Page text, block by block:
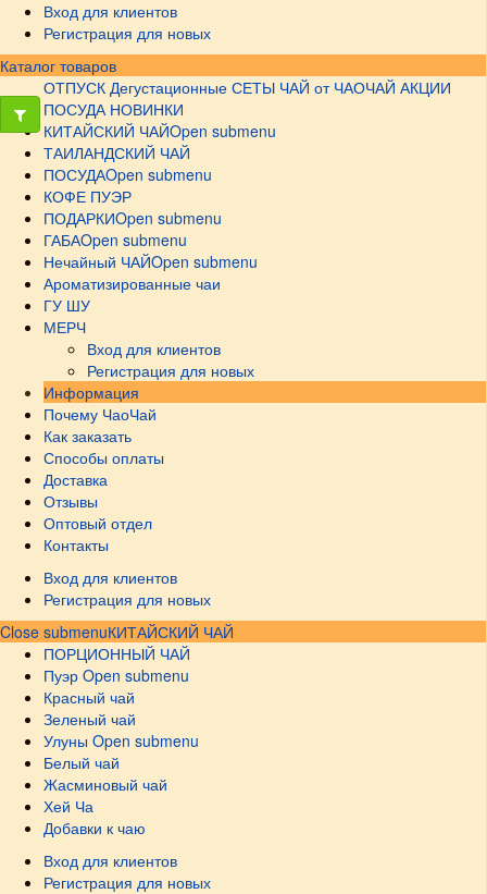
Вход для клиентов
Регистрация для новых
Каталог товаров
ОТПУСК Дегустационные СЕТЫ ЧАЙ от ЧАОЧАЙ АКЦИИ
ПОСУДА НОВИНКИ
КИТАЙСКИЙ ЧАЙOpen submenu
ТАИЛАНДСКИЙ ЧАЙ
ПОСУДАOpen submenu
КОФЕ ПУЭР
ПОДАРКИOpen submenu
ГАБАOpen submenu
Нечайный ЧАЙOpen submenu
Ароматизированные чаи
ГУ ШУ
МЕРЧ
Вход для клиентов
Регистрация для новых
Информация
Почему ЧаоЧай
Как заказать
Способы оплаты
Доставка
Отзывы
Оптовый отдел
Контакты
Вход для клиентов
Регистрация для новых
Close submenuКИТАЙСКИЙ ЧАЙ
ПОРЦИОННЫЙ ЧАЙ
Пуэр Open submenu
Красный чай
Зеленый чай
Улуны Open submenu
Белый чай
Жасминовый чай
Хей Ча
Добавки к чаю
Вход для клиентов
Регистрация для новых